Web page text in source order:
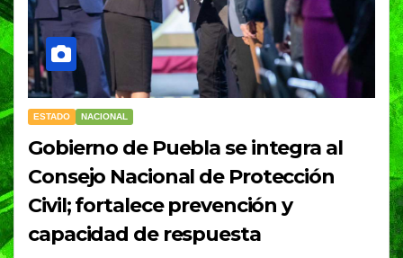
ESTADO NACIONAL
Gobierno de Puebla se integra al
Consejo Nacional de Protección
Civil; fortalece prevención y
capacidad de respuesta